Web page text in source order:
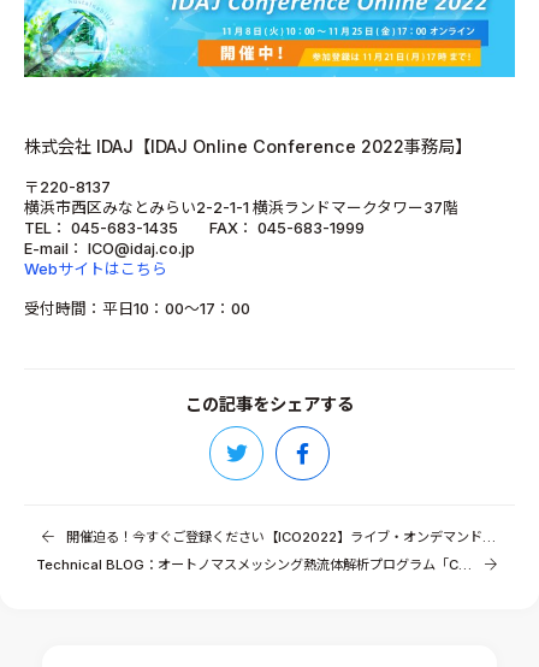
株式会社 IDAJ【IDAJ Online Conference 2022事務局】
〒220-8137
横浜市西区みなとみらい2-2-1-1 横浜ランドマークタワー37階
TEL： 045-683-1435 FAX： 045-683-1999
E-mail： ICO@idaj.co.jp
Webサイトはこちら
受付時間：平日10：00～17：00
この記事をシェアする
開催迫る！今すぐご登録ください【ICO2022】ライブ・オンデマンド配信コンテンツのご紹介（3）
Technical BLOG：オートノマスメッシング熱流体解析プログラム「CONVERGE」